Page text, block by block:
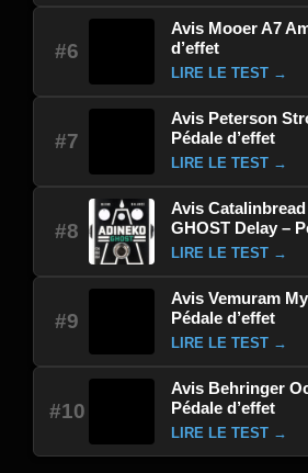
#6
Avis Mooer A7
d’effet
LIRE LE TEST →
#7
Avis Peterson
Pédale d’effet
LIRE LE TEST →
#8
Avis
GHOST Delay –
LIRE LE TEST →
#9
Avis Vemuram
Pédale d’effet
LIRE LE TEST →
#10
Avis Behringer
Pédale d’effet
LIRE LE TEST →